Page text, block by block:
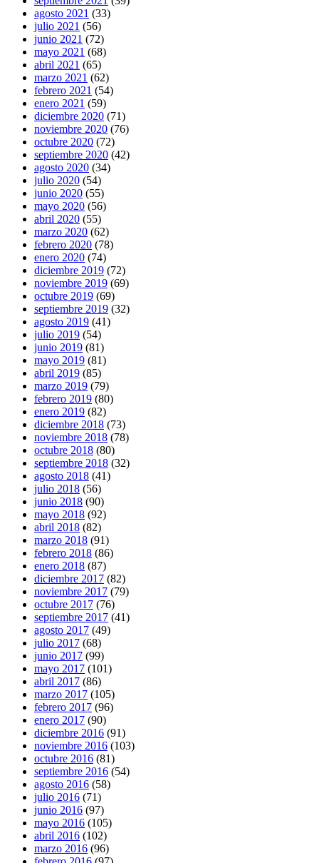
agosto 2021 (33)
julio 2021 (56)
junio 2021 (72)
mayo 2021 (68)
abril 2021 (65)
marzo 2021 (62)
febrero 2021 (54)
enero 2021 (59)
diciembre 2020 (71)
noviembre 2020 (76)
octubre 2020 (72)
septiembre 2020 (42)
agosto 2020 (34)
julio 2020 (54)
junio 2020 (55)
mayo 2020 (56)
abril 2020 (55)
marzo 2020 (62)
febrero 2020 (78)
enero 2020 (74)
diciembre 2019 (72)
noviembre 2019 (69)
octubre 2019 (69)
septiembre 2019 (32)
agosto 2019 (41)
julio 2019 (54)
junio 2019 (81)
mayo 2019 (81)
abril 2019 (85)
marzo 2019 (79)
febrero 2019 (80)
enero 2019 (82)
diciembre 2018 (73)
noviembre 2018 (78)
octubre 2018 (80)
septiembre 2018 (32)
agosto 2018 (41)
julio 2018 (56)
junio 2018 (90)
mayo 2018 (92)
abril 2018 (82)
marzo 2018 (91)
febrero 2018 (86)
enero 2018 (87)
diciembre 2017 (82)
noviembre 2017 (79)
octubre 2017 (76)
septiembre 2017 (41)
agosto 2017 (49)
julio 2017 (68)
junio 2017 (99)
mayo 2017 (101)
abril 2017 (86)
marzo 2017 (105)
febrero 2017 (96)
enero 2017 (90)
diciembre 2016 (91)
noviembre 2016 (103)
octubre 2016 (81)
septiembre 2016 (54)
agosto 2016 (58)
julio 2016 (71)
junio 2016 (97)
mayo 2016 (105)
abril 2016 (102)
marzo 2016 (96)